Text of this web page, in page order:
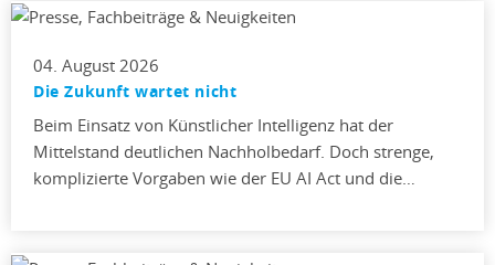
04. August 2026
Die Zukunft wartet nicht
Beim Einsatz von Künstlicher Intelligenz hat der
Mittelstand deutlichen Nachholbedarf. Doch strenge,
komplizierte Vorgaben wie der EU AI Act und die…